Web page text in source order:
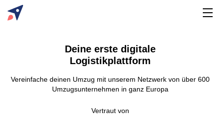
Deine erste digitale
Logistikplattform
Vereinfache deinen Umzug mit unserem Netzwerk von über 600
Umzugsunternehmen in ganz Europa
Vertraut von